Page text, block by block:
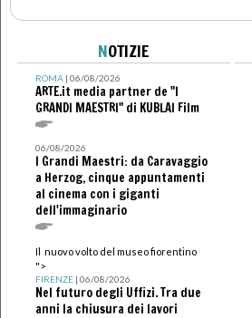
NOTIZIE
ROMA| 06/08/2026
ARTE.it media partner de "I
GRANDI MAESTRI" di KUBLAI Film
06/08/2026
I Grandi Maestri: da Caravaggio
a Herzog, cinque appuntamenti
al cinema con i giganti
dell'immaginario
Il nuovo volto del museo fiorentino
">
FIRENZE| 06/08/2026
Nel futuro degli Uffizi. Tra due
anni la chiusura dei lavori